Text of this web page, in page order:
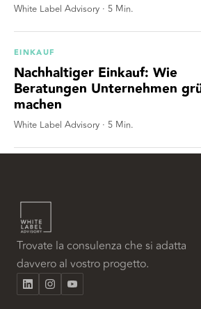
White Label Advisory · 5 Min.
EINKAUF
Nachhaltiger Einkauf: Wie
Beratungen Unternehmen
machen
White Label Advisory · 5 Min.
Trovate la consulenza che si adatta
davvero al vostro progetto.